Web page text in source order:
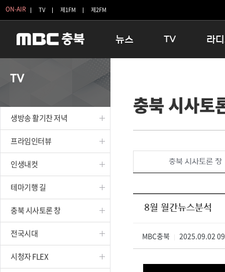
ON-AIR TV 제1FM 제2FM
뉴스
보은
옥천
TV
인생내컷
테마기행 길
시청자 FLEX
특집프로그램
종영프로그램
라
16:00
우리 고
TV
생방송 활기찬 저녁
프라임인터뷰
인생내컷
테마기행 길
충북 시사토론 창
전국시대
시청자 FLEX
충북 시사토
충북 시사토론 창
8월 월간뉴스분석
MBC충북 2025.09.02